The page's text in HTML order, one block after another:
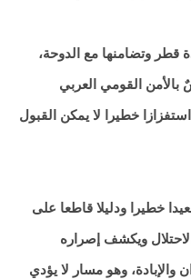
قطر وتضامنها مع الدوحة،
القومي العربي
خطيرا لا يمكن القبول
خطيرا ودليلا قاطعا على
ويكشف إصراره
وهو مسار لا يؤدي